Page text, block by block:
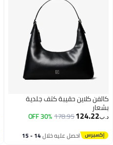
كالفن كلاين حقيبة كتف جلدية
بشعار
د.ب‏124.22
178.95
30% OFF
احصل عليه خلال 14 - 15